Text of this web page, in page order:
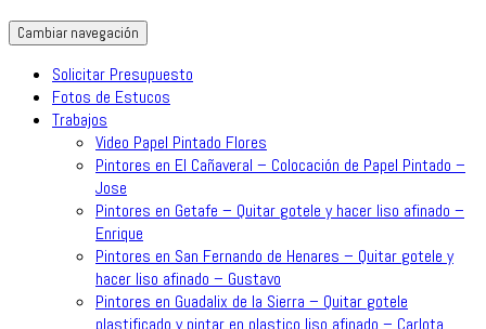
Cambiar navegación
Solicitar Presupuesto
Fotos de Estucos
Trabajos
Video Papel Pintado Flores
Pintores en El Cañaveral – Colocación de Papel Pintado –
Jose
Pintores en Getafe – Quitar gotele y hacer liso afinado –
Enrique
Pintores en San Fernando de Henares – Quitar gotele y
hacer liso afinado – Gustavo
Pintores en Guadalix de la Sierra – Quitar gotele
plastificado y pintar en plastico liso afinado – Carlota